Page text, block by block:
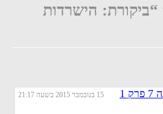
3 thoughts on “ביקורת: הישרדות
15 בנובמבר 2015 בשעה 21:17 הישרדות עונה 7 פרק 1